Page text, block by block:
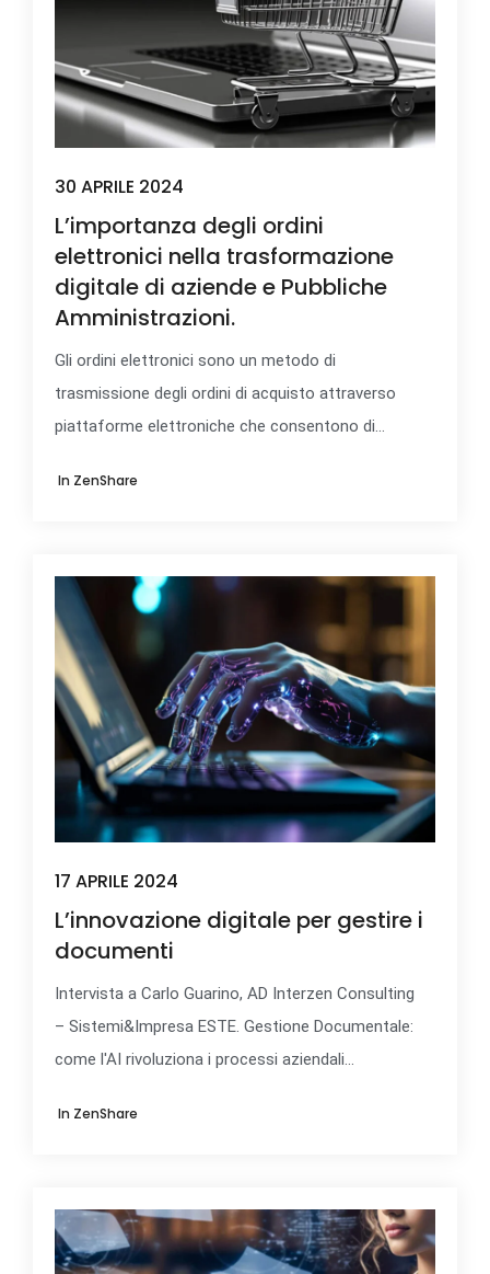
30 APRILE 2024
L’importanza degli ordini
elettronici nella trasformazione
digitale di aziende e Pubbliche
Amministrazioni.
Gli ordini elettronici sono un metodo di
trasmissione degli ordini di acquisto attraverso
piattaforme elettroniche che consentono di...
In ZenShare
17 APRILE 2024
L’innovazione digitale per gestire i
documenti
Intervista a Carlo Guarino, AD Interzen Consulting
– Sistemi&Impresa ESTE. Gestione Documentale:
come l'AI rivoluziona i processi aziendali...
In ZenShare